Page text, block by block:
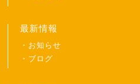
最新情報
お知らせ
ブログ